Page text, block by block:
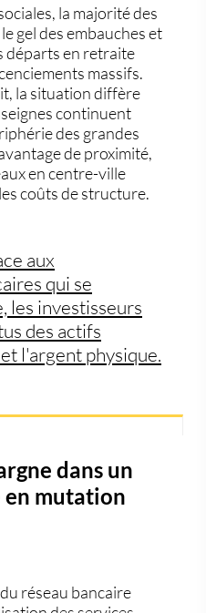
la majorité des
gel des embauches et
départs en retraite
massifs.
la situation diffère
continuent
des grandes
de proximité,
en centre-ville
coûts de structure.
aux
qui se
les investisseurs
des actifs
l'argent physique.
dans un
en mutation
réseau bancaire